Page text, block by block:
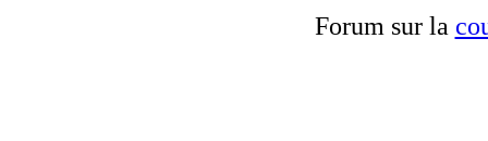
Forum sur la